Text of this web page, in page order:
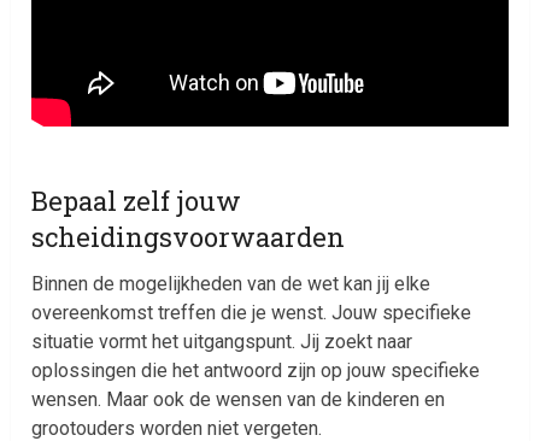
Bepaal zelf jouw
scheidingsvoorwaarden
Binnen de mogelijkheden van de wet kan jij elke
overeenkomst treffen die je wenst. Jouw specifieke
situatie vormt het uitgangspunt. Jij zoekt naar
oplossingen die het antwoord zijn op jouw specifieke
wensen. Maar ook de wensen van de kinderen en
grootouders worden niet vergeten.